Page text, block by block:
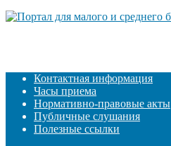
Контактная информация
Часы приема
Нормативно-правовые акты
Публичные слушания
Полезные ссылки